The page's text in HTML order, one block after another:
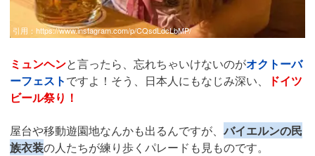
引用： https://www.instagram.com/p/CQsdLdcLbMP/
ミュンヘンと言ったら、忘れちゃいけないのがオクトーバ
ーフェストですよ！そう、日本人にもなじみ深い、
ドイツ
ビール祭り！
屋台や移動遊園地なんかも出るんですが、バイエルンの民
族衣装の人たちが練り歩くパレードも見ものです。